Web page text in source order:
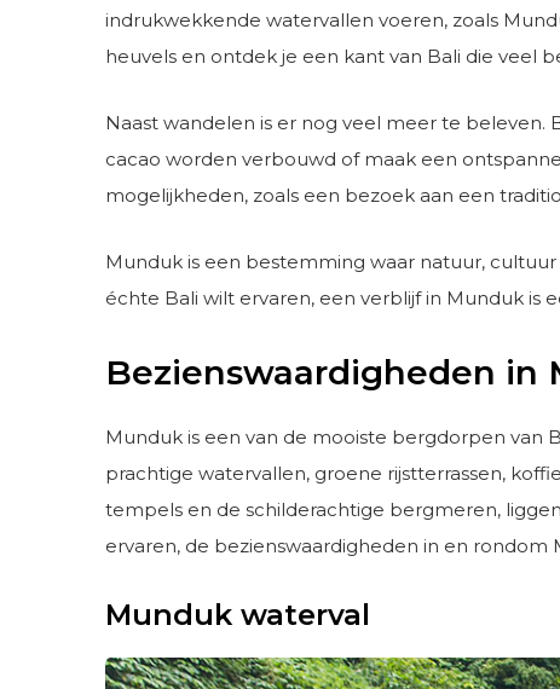
indrukwekkende watervallen voeren, zoals
heuvels en ontdek je een kant van Bali die veel
Naast wandelen is er nog veel meer te
cacao worden verbouwd of maak een
mogelijkheden, zoals een bezoek aan een
Munduk is een bestemming waar natuur,
échte Bali wilt ervaren, een verblijf in Munduk is
Bezienswaardigheden in
Munduk is een van de mooiste bergdorpen van
prachtige watervallen, groene rijstterrassen,
tempels en de schilderachtige bergmeren,
ervaren, de bezienswaardigheden in en
Munduk waterval